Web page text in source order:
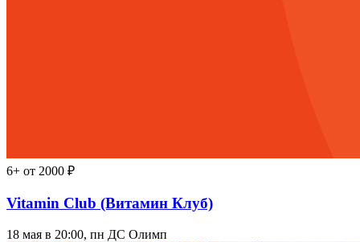
6+ от 2000 ₽
Vitamin Club (Витамин Клуб)
18 мая в 20:00, пн ДС Олимп